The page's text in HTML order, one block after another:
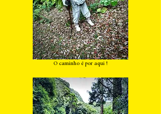
O caminho é por aqui !